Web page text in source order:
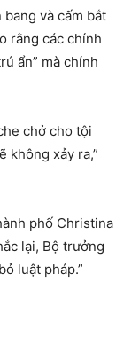
và cấm bắt
rằng các chính
ẩn” mà chính
chở cho tội
không xảy ra,”
phố Christina
lại, Bộ trưởng
luật pháp.”